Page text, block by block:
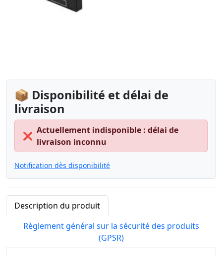
📦 Disponibilité et délai de
livraison
❌
Actuellement indisponible : délai de
livraison inconnu
Notification dès disponibilité
Description du produit
Règlement général sur la sécurité des produits
(GPSR)